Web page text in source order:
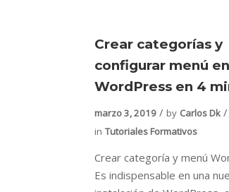
Crear categorías y
configurar menú en
WordPress en 4
marzo 3, 2019 by Carlos Dk
in Tutoriales Formativos
Crear categoría y menú
Es indispensable en una